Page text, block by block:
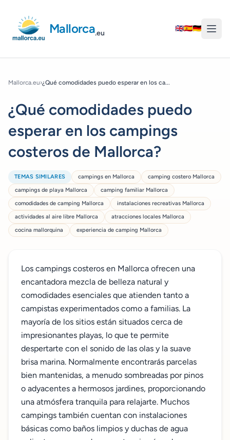
Mallorca.eu
🇬🇧🇪🇸🇩🇪
Mallorca.eu›¿Qué comodidades puedo esperar en los ca...
¿Qué comodidades puedo
esperar en los campings
costeros de Mallorca?
TEMAS SIMILARES campings en Mallorca
camping costero Mallorca
campings de playa Mallorca
camping familiar Mallorca
comodidades de camping Mallorca
instalaciones recreativas Mallorca
actividades al aire libre Mallorca
atracciones locales Mallorca
cocina mallorquina
experiencia de camping Mallorca
Los campings costeros en Mallorca ofrecen una
encantadora mezcla de belleza natural y
comodidades esenciales que atienden tanto a
campistas experimentados como a familias. La
mayoría de los sitios están situados cerca de
impresionantes playas, lo que te permite
despertarte con el sonido de las olas y la suave
brisa marina. Normalmente encontrarás parcelas
bien mantenidas, a menudo sombreadas por pinos
o adyacentes a hermosos jardines, proporcionando
una atmósfera tranquila para relajarte. Muchos
campings también cuentan con instalaciones
básicas como baños limpios y duchas de agua